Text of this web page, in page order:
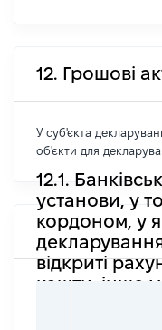
12. Грошові
У суб'єкта
об'єкти для
12.1.
установи, у
кордоном, у
відкриті
кошти, інше